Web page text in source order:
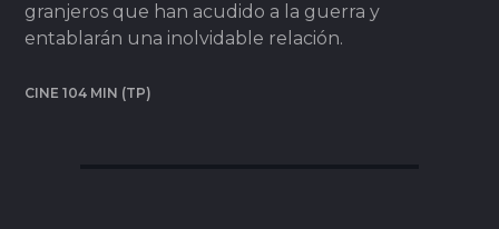
granjeros que han acudido a la guerra y
entablarán una inolvidable relación.
CINE 104 MIN (TP)